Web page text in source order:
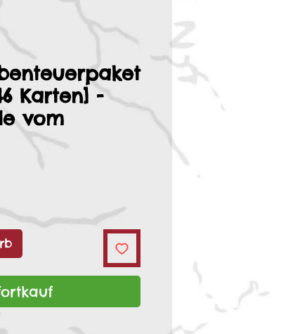
Karten] -
vom